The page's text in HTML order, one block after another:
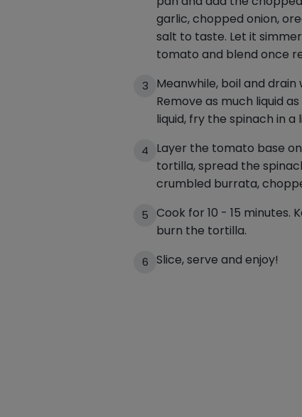
garlic, chopped onion,
salt to taste. Let it
tomato and blend once
3
Meanwhile, boil and drain
Remove as much liquid
liquid, fry the spinach in a
4
Layer the tomato base
tortilla, spread the
crumbled burrata,
5 Cook for 10 - 15 minutes.
burn the tortilla.
6 Slice, serve and enjoy!